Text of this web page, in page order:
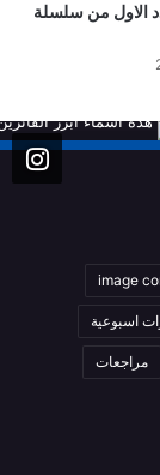
الاول من سلسلة
image
اسبوعية
مراجعات